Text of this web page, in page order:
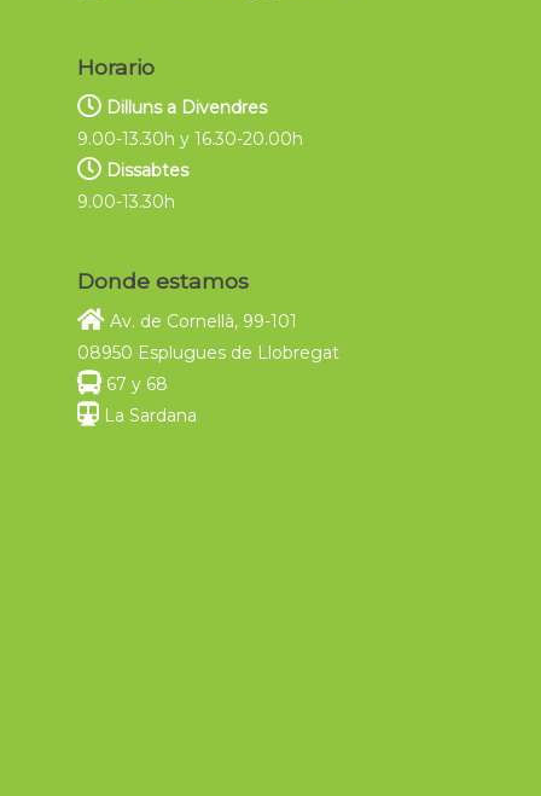
Horario
Dilluns a Divendres
9.00-13.30h y 16.30-20.00h
Dissabtes
9.00-13.30h
Donde estamos
Av. de Cornellà, 99-101
08950 Esplugues de Llobregat
67 y 68
La Sardana